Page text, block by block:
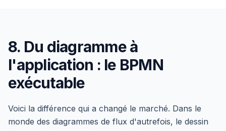
8. Du diagramme à
l'application : le BPMN
exécutable
Voici la différence qui a changé le marché. Dans le
monde des diagrammes de flux d'autrefois, le dessin